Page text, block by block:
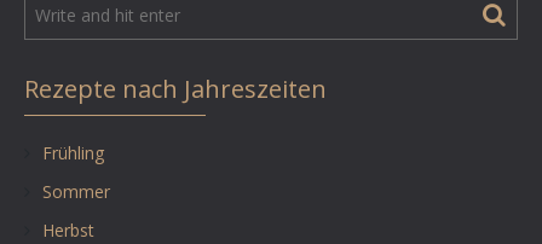
Rezepte nach Jahreszeiten
Frühling
Sommer
Herbst